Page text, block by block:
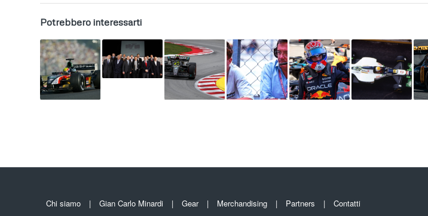
Potrebbero interessarti
Chi siamo Gian Carlo Minardi Gear Merchandising Partners Contatti